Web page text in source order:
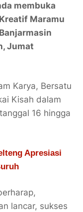
membuka
Maramu
Jumat
Karya, Bersatu
Kisah dalam
16 hingga
Apresiasi
lancar, sukses